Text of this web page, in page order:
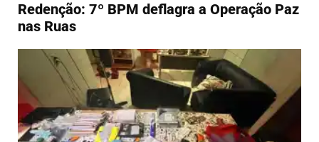
Redenção: 7º BPM deflagra a Operação Paz
nas Ruas